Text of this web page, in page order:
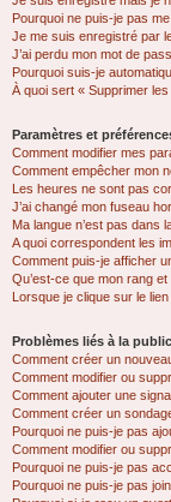
Pourquoi ne puis-je pas
Je me suis enregistré par
J’ai perdu mon mot de
Pourquoi suis-je
À quoi sert « Supprimer
Paramètres et
Comment modifier mes
Comment empêcher mon
Les heures ne sont pas
J’ai changé mon fuseau
Ma langue n’est pas dans
A quoi correspondent les
Comment puis-je afficher
Qu’est-ce que mon rang
Lorsque je clique sur le lien
Problèmes liés à la
Comment créer un
Comment modifier ou
Comment ajouter une
Comment créer un
Pourquoi ne puis-je pas
Comment modifier ou
Pourquoi ne puis-je pas
Pourquoi ne puis-je pas